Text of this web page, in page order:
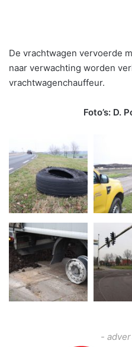
De vrachtwagen vervoerde
naar verwachting worden
vrachtwagenchauffeur.
Foto’s: D.
-